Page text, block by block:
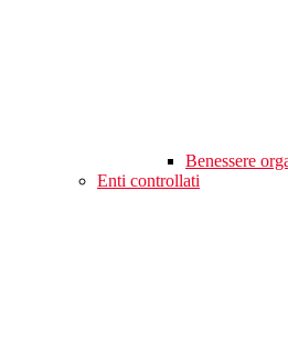
Benessere
Enti controllati